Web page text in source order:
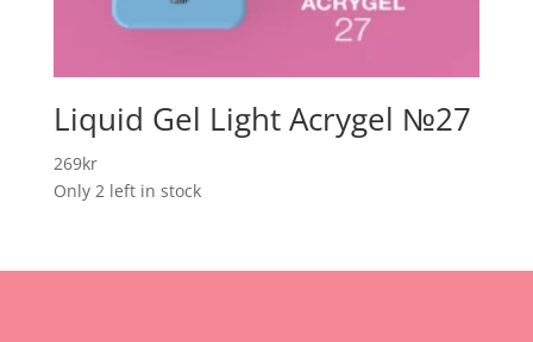
Liquid Gel Light Acrygel №27
269kr
Only 2 left in stock